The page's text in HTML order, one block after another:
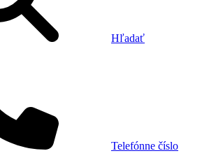
Hľadať
Telefónne číslo